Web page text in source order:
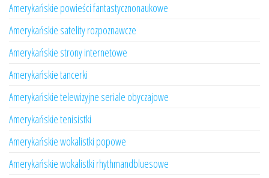
Amerykańskie powieści fantastycznonaukowe
Amerykańskie satelity rozpoznawcze
Amerykańskie strony internetowe
Amerykańskie tancerki
Amerykańskie telewizyjne seriale obyczajowe
Amerykańskie tenisistki
Amerykańskie wokalistki popowe
Amerykańskie wokalistki rhythmandbluesowe